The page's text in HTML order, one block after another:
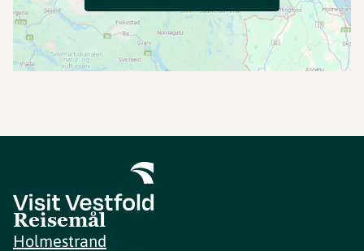
Reisemål
Holmestrand